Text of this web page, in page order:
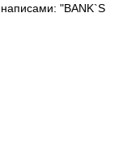
написами: "BANK`S